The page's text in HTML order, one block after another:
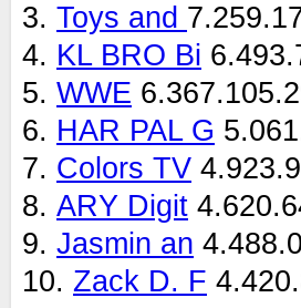
3. Toys and
4. KL BRO Bi
5. WWE
6. HAR PAL G
7. Colors TV
8. ARY Digit
9. Jasmin an
10. Zack D. F